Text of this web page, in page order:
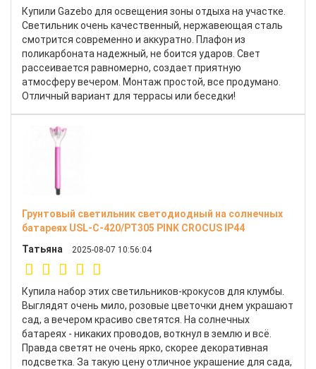
Купили Gazebo для освещения зоны отдыха на участке.
Светильник очень качественный, нержавеющая сталь
смотрится современно и аккуратно. Плафон из
поликарбоната надежный, не боится ударов. Свет
рассеивается равномерно, создает приятную
атмосферу вечером. Монтаж простой, все продумано.
Отличный вариант для террасы или беседки!
Грунтовый светильник светодиодный на солнечных
батареях USL-C-420/PT305 PINK CROCUS IP44
Татьяна
2025-08-07 10:56:04
Купила набор этих светильников-крокусов для клумбы.
Выглядят очень мило, розовые цветочки днем украшают
сад, а вечером красиво светятся. На солнечных
батареях - никаких проводов, воткнул в землю и всё.
Правда светят не очень ярко, скорее декоративная
подсветка. За такую цену отличное украшение для сада,